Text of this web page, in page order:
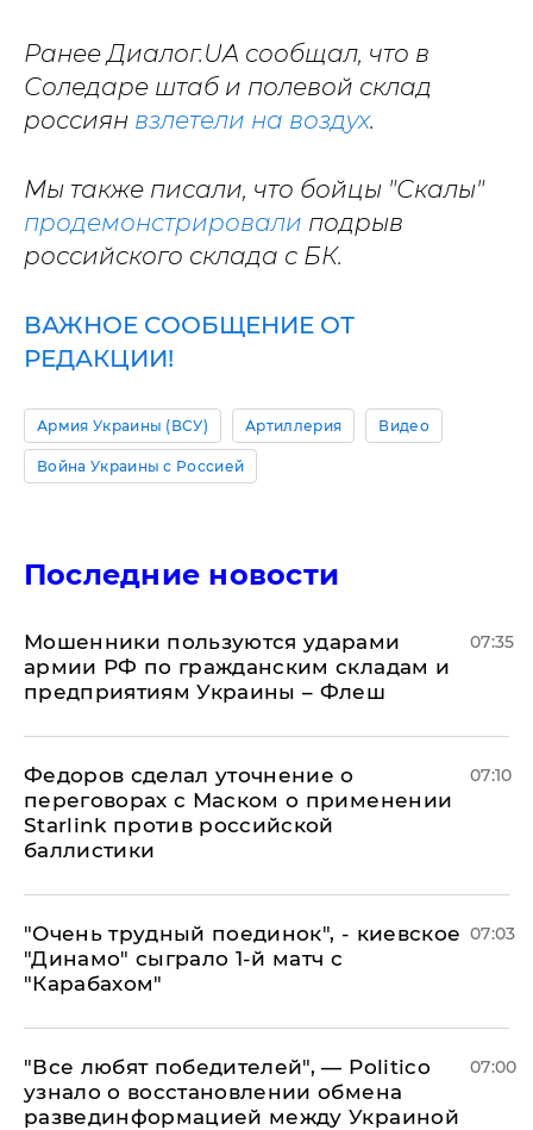
Ранее Диалог.UA сообщал, что в
Соледаре штаб и полевой склад
россиян взлетели на воздух.
Мы также писали, что бойцы "Скалы"
продемонстрировали подрыв
российского склада с БК.
ВАЖНОЕ СООБЩЕНИЕ ОТ
РЕДАКЦИИ!
Армия Украины (ВСУ) Артиллерия Видео
Война Украины с Россией
Последние новости
Мошенники пользуются ударами
армии РФ по гражданским складам и
предприятиям Украины – Флеш
07:35
Федоров сделал уточнение о
переговорах с Маском о применении
Starlink против российской
баллистики
07:10
"Очень трудный поединок", - киевское
"Динамо" сыграло 1-й матч с
"Карабахом"
07:03
​"Все любят победителей", — Politico
узнало о восстановлении обмена
развединформацией между Украиной
07:00